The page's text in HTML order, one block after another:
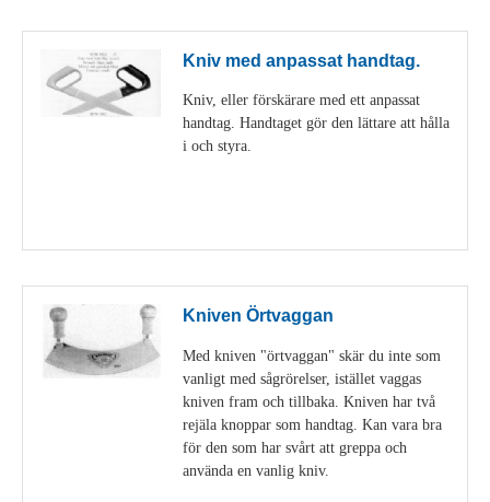
Kniv med anpassat handtag.
Kniv, eller förskärare med ett anpassat
handtag. Handtaget gör den lättare att hålla
i och styra.
Kniven Örtvaggan
Med kniven "örtvaggan" skär du inte som
vanligt med sågrörelser, istället vaggas
kniven fram och tillbaka. Kniven har två
rejäla knoppar som handtag. Kan vara bra
för den som har svårt att greppa och
använda en vanlig kniv.